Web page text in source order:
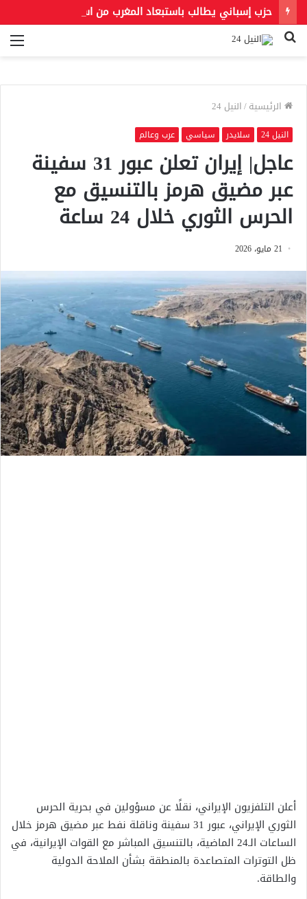
بحث
الرئيسية/النيل 24
النيل 24 سلايدر سياسي عرب وعالم
عاجل| إيران تعلن عبور 31 سفينة
عبر مضيق هرمز بالتنسيق مع
الحرس الثوري خلال 24 ساعة
21 مايو، 2026
أعلن التلفزيون الإيراني، نقلًا عن مسؤولين في بحرية الحرس
الثوري الإيراني، عبور 31 سفينة وناقلة نفط عبر مضيق هرمز خلال
الساعات الـ24 الماضية، بالتنسيق المباشر مع القوات الإيرانية، في
ظل التوترات المتصاعدة بالمنطقة بشأن الملاحة الدولية
والطاقة.